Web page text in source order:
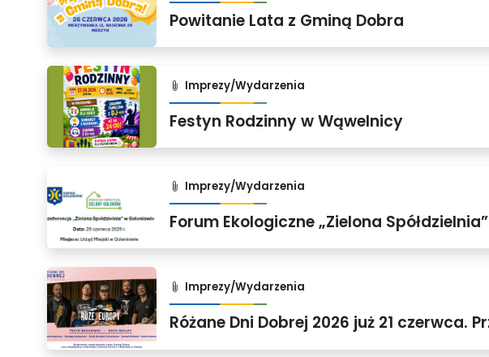
Powitanie Lata z Gminą Dobra
Imprezy/Wydarzenia
Festyn Rodzinny w Wąwelnicy
Imprezy/Wydarzenia
Forum Ekologiczne „Zielona Spółdzielnia”
Imprezy/Wydarzenia